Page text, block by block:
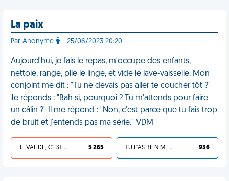
La paix
Par Anonyme - 25/06/2023 20:20
Aujourd'hui, je fais le repas, m'occupe des enfants,
nettoie, range, plie le linge, et vide le lave-vaisselle. Mon
conjoint me dit : "Tu ne devais pas aller te coucher tôt ?"
Je réponds : "Bah si, pourquoi ? Tu m'attends pour faire
un câlin ?" Il me répond : "Non, c'est parce que tu fais trop
de bruit et j'entends pas ma série." VDM
JE VALIDE, C'EST UNE VDM 5 265 TU L'AS BIEN MÉRITÉ 936